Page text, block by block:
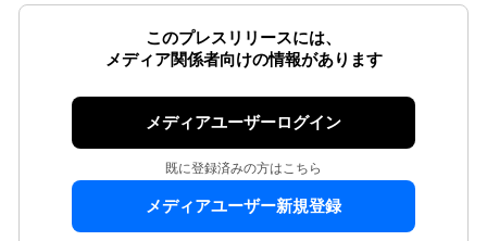
このプレスリリースには、
メディア関係者向けの情報があります
メディアユーザーログイン
既に登録済みの方はこちら
メディアユーザー新規登録